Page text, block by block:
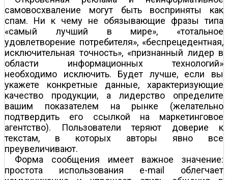
самовосхваление могут быть восприняты как
спам. Ни к чему не обязывающие фразы типа
«самый лучший в мире», «тотальное
удовлетворение потребителя», «беспрецедентная,
исключительная точность», «признанный лидер в
области информационных технологий»
необходимо исключить. Будет лучше, если вы
укажете конкретные данные, характеризующие
качество продукции, а лидерство определите
вашим показателем на рынке (желательно
подтвердить его ссылкой на маркетинговое
агентство). Пользователи теряют доверие к
текстам, в которых авторы явно все
преувеличивают.
Форма сообщения имеет важное значение:
простота использования e-mail облегчает